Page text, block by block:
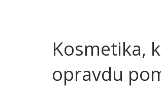
Kosmetika,
opravdu